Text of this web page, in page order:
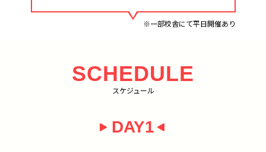
※一部校舎にて平日開催あり
SCHEDULE
スケジュール
DAY1